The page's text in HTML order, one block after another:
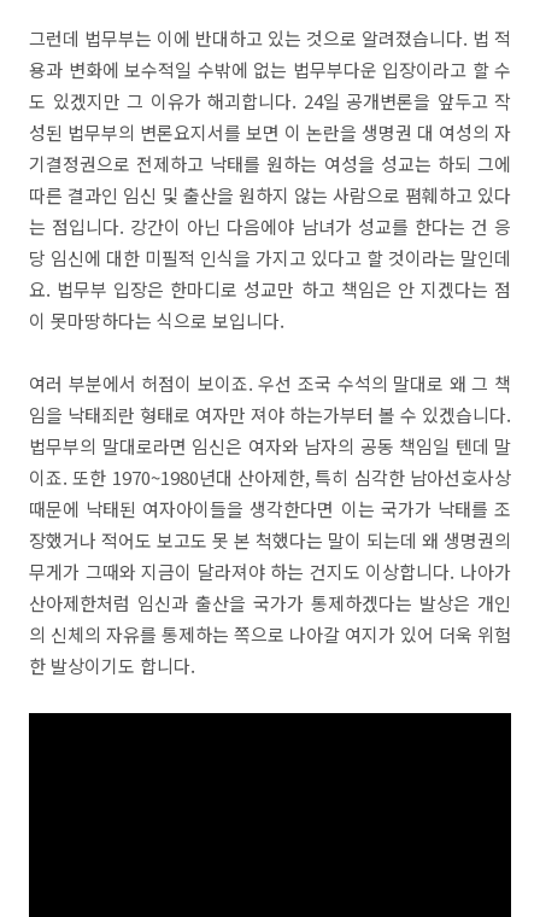
그런데 법무부는 이에 반대하고 있는 것으로 알려졌습니다. 법 적
용과 변화에 보수적일 수밖에 없는 법무부다운 입장이라고 할 수
도 있겠지만 그 이유가 해괴합니다. 24일 공개변론을 앞두고 작
성된 법무부의 변론요지서를 보면 이 논란을 생명권 대 여성의 자
기결정권으로 전제하고 낙태를 원하는 여성을 성교는 하되 그에
따른 결과인 임신 및 출산을 원하지 않는 사람으로 폄훼하고 있다
는 점입니다. 강간이 아닌 다음에야 남녀가 성교를 한다는 건 응
당 임신에 대한 미필적 인식을 가지고 있다고 할 것이라는 말인데
요. 법무부 입장은 한마디로 성교만 하고 책임은 안 지겠다는 점
이 못마땅하다는 식으로 보입니다.
여러 부분에서 허점이 보이죠. 우선 조국 수석의 말대로 왜 그 책
임을 낙태죄란 형태로 여자만 져야 하는가부터 볼 수 있겠습니다.
법무부의 말대로라면 임신은 여자와 남자의 공동 책임일 텐데 말
이죠. 또한 1970~1980년대 산아제한, 특히 심각한 남아선호사상
때문에 낙태된 여자아이들을 생각한다면 이는 국가가 낙태를 조
장했거나 적어도 보고도 못 본 척했다는 말이 되는데 왜 생명권의
무게가 그때와 지금이 달라져야 하는 건지도 이상합니다. 나아가
산아제한처럼 임신과 출산을 국가가 통제하겠다는 발상은 개인
의 신체의 자유를 통제하는 쪽으로 나아갈 여지가 있어 더욱 위험
한 발상이기도 합니다.